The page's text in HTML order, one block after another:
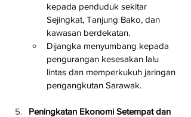
kepada penduduk sekitar
Sejingkat, Tanjung Bako, dan
kawasan berdekatan.
Dijangka menyumbang kepada
pengurangan kesesakan lalu
lintas dan memperkukuh jaringan
pengangkutan Sarawak.
Peningkatan Ekonomi Setempat dan